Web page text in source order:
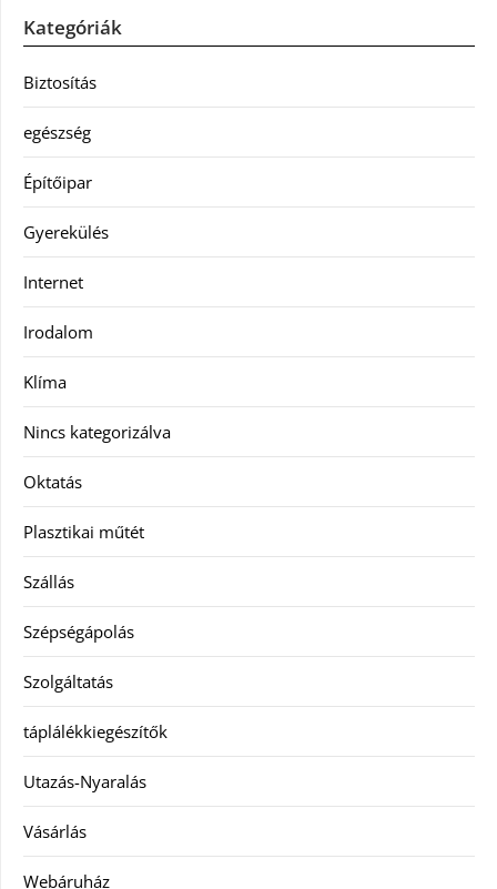
Kategóriák
Biztosítás
egészség
Építőipar
Gyerekülés
Internet
Irodalom
Klíma
Nincs kategorizálva
Oktatás
Plasztikai műtét
Szállás
Szépségápolás
Szolgáltatás
táplálékkiegészítők
Utazás-Nyaralás
Vásárlás
Webáruház